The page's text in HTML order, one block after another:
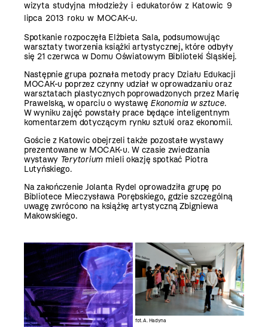
wizyta studyjna młodzieży i edukatorów z Katowic 9
lipca 2013 roku w MOCAK-u.
Spotkanie rozpoczęła Elżbieta Sala, podsumowując
warsztaty tworzenia książki artystycznej, które odbyły
się 21 czerwca w Domu Oświatowym Biblioteki Śląskiej.
Następnie grupa poznała metody pracy Działu Edukacji
MOCAK-u poprzez czynny udział w oprowadzaniu oraz
warsztatach plastycznych poprowadzonych przez Marię
Prawelską, w oparciu o wystawę Ekonomia w sztuce.
W wyniku zajęć powstały prace będące inteligentnym
komentarzem dotyczącym rynku sztuki oraz ekonomii.
Goście z Katowic obejrzeli także pozostałe wystawy
prezentowane w MOCAK-u. W czasie zwiedzania
wystawy Terytorium mieli okazję spotkać Piotra
Lutyńskiego.
Na zakończenie Jolanta Rydel oprowadziła grupę po
Bibliotece Mieczysława Porębskiego, gdzie szczególną
uwagę zwrócono na książkę artystyczną Zbigniewa
Makowskiego.
fot. A. Hadyna